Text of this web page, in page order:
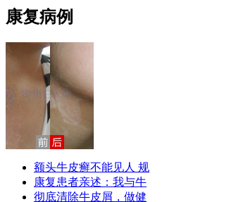
康复病例
额头牛皮癣不能见人 规
康复患者亲述：我与牛
彻底清除牛皮屑，做健